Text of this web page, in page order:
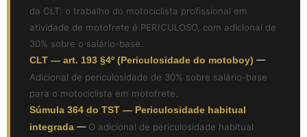
da CLT: o trabalho do motociclista profissional em
atividade de motofrete é PERICULOSO, com adicional de
30% sobre o salário-base.
CLT — art. 193 §4º (Periculosidade do motoboy) —
Adicional de periculosidade de 30% sobre salário-base
para o motociclista em motofrete.
Súmula 364 do TST — Periculosidade habitual
integrada — O adicional de periculosidade habitual